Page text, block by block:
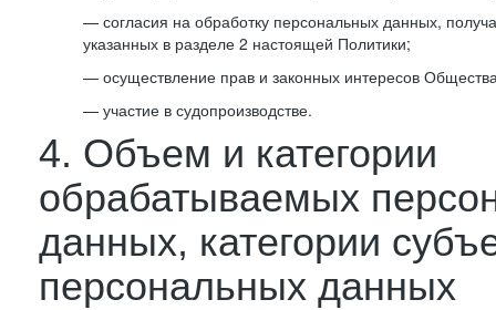
— согласия на обработку персональных данных,
указанных в разделе 2 настоящей Политики;
— осуществление прав и законных интересов
— участие в судопроизводстве.
4. Объем и категории
обрабатываемых
данных, категории
персональных данных